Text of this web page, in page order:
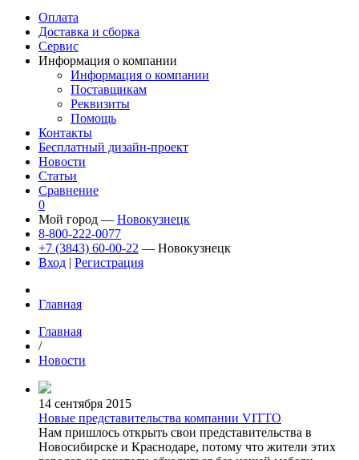
Оплата
Доставка и сборка
Сервис
Информация о компании
Информация о компании
Поставщикам
Реквизиты
Помощь
Контакты
Бесплатный дизайн-проект
Новости
Статьи
Сравнение
0
Мой город — Новокузнецк
8-800-222-0077
+7 (3843) 60-00-22 — Новокузнецк
Вход | Регистрация
Главная
Главная
/
Новости
14 сентября 2015
Новые представительства компании VITTO
Нам пришлось открыть свои представительства в
Новосибирске и Краснодаре, потому что жители этих